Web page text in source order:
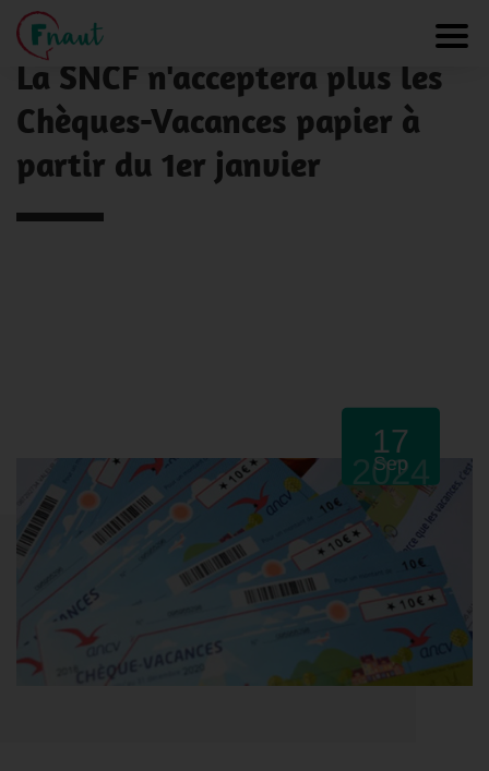
Panneau de gestion des cookies
NOS ACTUALITÉS
La SNCF n'acceptera plus les
Chèques-Vacances papier à
partir du 1er janvier
17
Sep
2024